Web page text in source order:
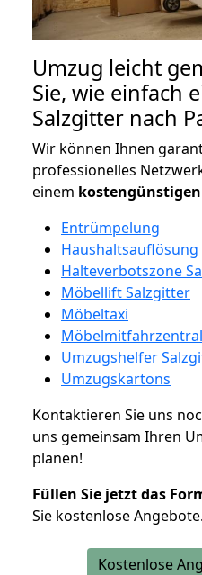
Umzug leicht
Sie, wie einfach
Salzgitter nach
Wir können Ihnen
professionelles
einem kostengünstigen
Entrümpelung
Halteverbotszone
Möbellift Salzgitter
Möbeltaxi
Umzugshelfer
Umzugskartons
Kontaktieren Sie uns
uns gemeinsam Ihren
planen!
Füllen Sie jetzt das
Sie kostenlose Angebote.
Kostenlose